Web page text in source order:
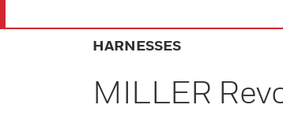
HARNESSES
MILLER